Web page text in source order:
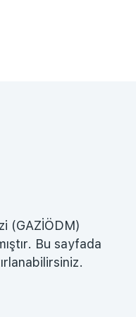
(GAZİÖDM)
Bu sayfada